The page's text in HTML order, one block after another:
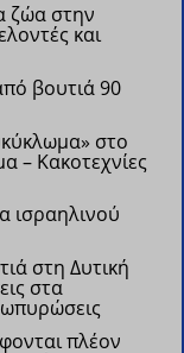
ζώα στην
και
βουτιά 90
στο
– Κακοτεχνίες
ισραηλινού
στη Δυτική
στα
πλέον